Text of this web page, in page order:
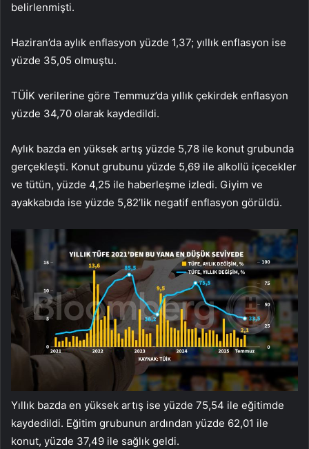
belirlenmişti.
Haziran’da aylık enflasyon yüzde 1,37; yıllık enflasyon ise
yüzde 35,05 olmuştu.
TÜİK verilerine göre Temmuz’da yıllık çekirdek enflasyon
yüzde 34,70 olarak kaydedildi.
Aylık bazda en yüksek artış yüzde 5,78 ile konut grubunda
gerçekleşti. Konut grubunu yüzde 5,69 ile alkollü içecekler
ve tütün, yüzde 4,25 ile haberleşme izledi. Giyim ve
ayakkabıda ise yüzde 5,82’lik negatif enflasyon görüldü.
Yıllık bazda en yüksek artış ise yüzde 75,54 ile eğitimde
kaydedildi. Eğitim grubunun ardından yüzde 62,01 ile
konut, yüzde 37,49 ile sağlık geldi.